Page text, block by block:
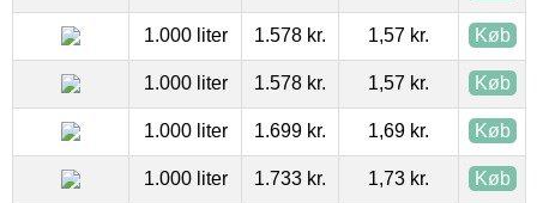
1.000 liter 1.578 kr. 1,57 kr. Køb
1.000 liter 1.578 kr. 1,57 kr. Køb
1.000 liter 1.699 kr. 1,69 kr. Køb
1.000 liter 1.733 kr. 1,73 kr. Køb